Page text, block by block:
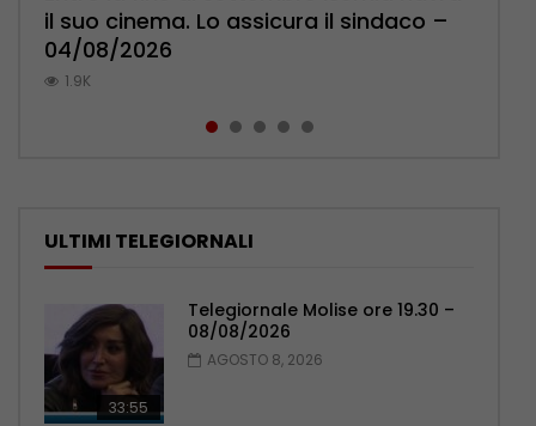
il suo cinema. Lo assicura il sindaco –
04/08/2026
1.9K
cittadini: ‘Abbiamo paura per i ragazzi’
– 07/08/2026
1.2K
l’ambulatorio per curare l’osteoporosi
– 06/08/2026
1.1K
Pensionati: più relazioni e servizi di
prossimità – 04/08/2026
1.1K
Municipale evita il peggio – 07/08/2026
1K
ULTIMI TELEGIORNALI
33:55
Telegiornale Molise ore 19.30 –
08/08/2026
AGOSTO 8, 2026